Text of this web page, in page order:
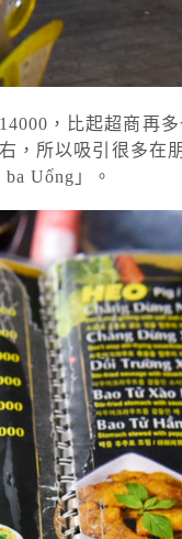
，比起超商再
，所以吸引很多在
Uống」。